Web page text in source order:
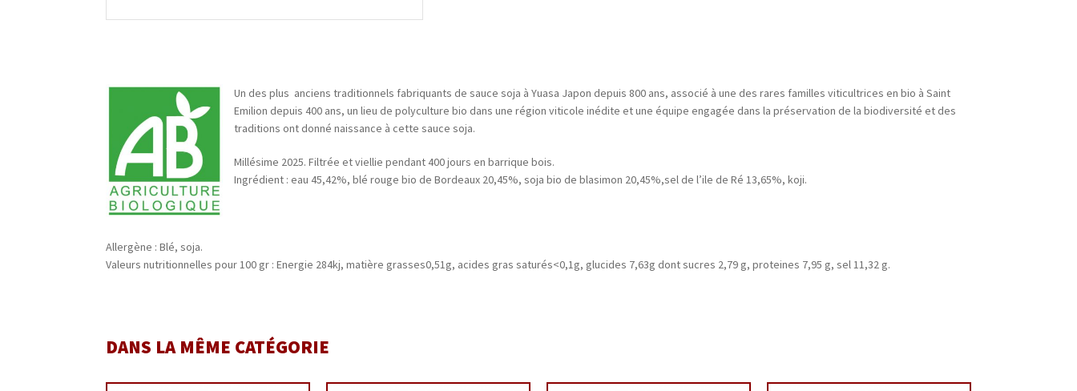
Un des plus anciens traditionnels fabriquants de sauce soja à Yuasa Japon depuis 800 ans, associé à une des rares familles viticultrices en bio à Saint
Emilion depuis 400 ans, un lieu de polyculture bio dans une région viticole inédite et une équipe engagée dans la préservation de la biodiversité et des
traditions ont donné naissance à cette sauce soja.
Millésime 2025. Filtrée et viellie pendant 400 jours en barrique bois.
Ingrédient : eau 45,42%, blé rouge bio de Bordeaux 20,45%, soja bio de blasimon 20,45%,sel de l’ile de Ré 13,65%, koji.
Allergène : Blé, soja.
Valeurs nutritionnelles pour 100 gr : Energie 284kj, matière grasses0,51g, acides gras saturés<0,1g, glucides 7,63g dont sucres 2,79 g, proteines 7,95 g, sel 11,32 g.
DANS LA MÊME CATÉGORIE